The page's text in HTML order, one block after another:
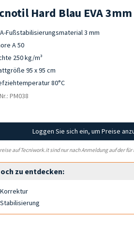
Hard Blau EVA
Fußstabilisierungsmaterial 3 mm
A 50
250 kg/m³
95 x 95 cm
80°C
PM038
Loggen Sie sich ein, um Preise
auf Tecniwork.it sind nur nach Anmeldung auf der
zu entdecken: